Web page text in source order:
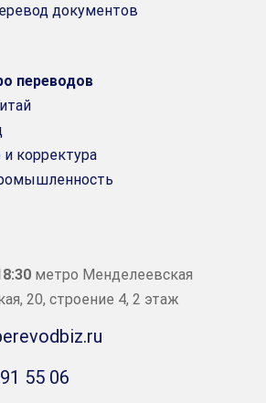
документов
переводов
корректура
метро Менделеевская
20, строение 4, 2 этаж
55 06